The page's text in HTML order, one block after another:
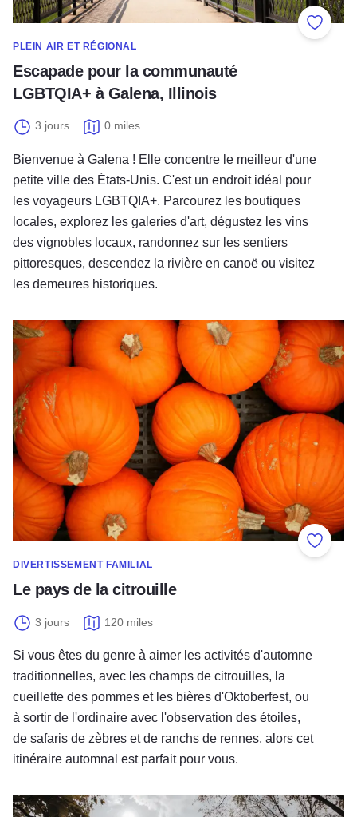
PLEIN AIR ET RÉGIONAL
Escapade pour la communauté
LGBTQIA+ à Galena, Illinois
3 jours 0 miles
Bienvenue à Galena ! Elle concentre le meilleur d'une
petite ville des États-Unis. C'est un endroit idéal pour
les voyageurs LGBTQIA+. Parcourez les boutiques
locales, explorez les galeries d'art, dégustez les vins
des vignobles locaux, randonnez sur les sentiers
pittoresques, descendez la rivière en canoë ou visitez
les demeures historiques.
DIVERTISSEMENT FAMILIAL
Le pays de la citrouille
3 jours 120 miles
Si vous êtes du genre à aimer les activités d'automne
traditionnelles, avec les champs de citrouilles, la
cueillette des pommes et les bières d'Oktoberfest, ou
à sortir de l'ordinaire avec l'observation des étoiles,
de safaris de zèbres et de ranchs de rennes, alors cet
itinéraire automnal est parfait pour vous.
Le pays de la citrouille
Frissons et délices dans l'Illinois